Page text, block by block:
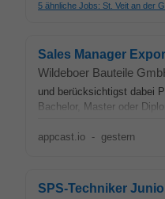
5 ähnliche Jobs: St. Veit an der
Sales Manager
Wildeboer Bauteile
und berücksichtigst dabei
Bachelor, Master oder
appcast.io - gestern
SPS-Techniker